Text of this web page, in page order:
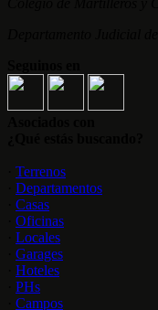
Terrenos
Departamentos
Casas
Oficinas
Locales
Garages
Hoteles
PHs
Campos